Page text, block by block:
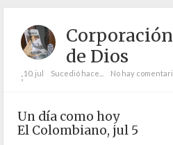
de Dios
;10. jul Sucedió hace... No hay
Un día como hoy
El Colombiano, jul 5